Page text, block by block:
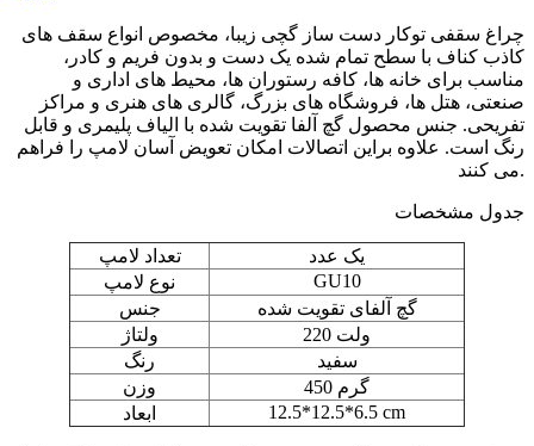
چراغ سقفی توکار دست ساز گچی زیبا، مخصوص انواع سقف های
کاذب کناف با سطح تمام شده یک دست و بدون فریم و کادر،
مناسب برای خانه ها، کافه رستوران ها، محیط های اداری و
صنعتی، هتل ها، فروشگاه های بزرگ، گالری های هنری و مراکز
تفریحی. جنس محصول گچ آلفا تقویت شده با الیاف پلیمری و قابل
رنگ است. علاوه براین اتصالات امکان تعویض آسان لامپ را فراهم
می کنند.
جدول مشخصات
تعداد لامپ
یک عدد
نوع لامپ
GU10
جنس
گچ آلفای تقویت شده
ولتاژ
220 ولت
رنگ
سفید
وزن
450 گرم
ابعاد
12.5*12.5*6.5 cm